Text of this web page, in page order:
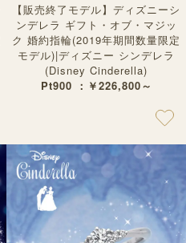
【販売終了モデル】ディズニーシ
ンデレラ ギフト・オブ・マジッ
ク 婚約指輪(2019年期間数量限定
モデル)|ディズニー シンデレラ
(Disney Cinderella)
Pt900 ：￥226,800～